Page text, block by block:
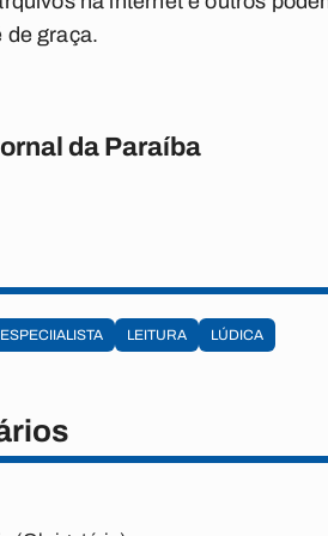
de graça.
da Paraíba
ESPECIIALISTA LEITURA LÚDICA